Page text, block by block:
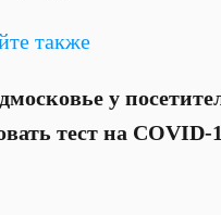
также
у
тест на COVID-